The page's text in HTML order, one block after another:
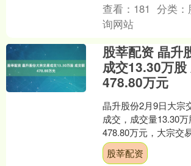
查看： 181 分类：
询网站
股莘配资 晶升
成交13.30万
478.80万元
晶升股份2月9日大宗
成交，成交量13.30
478.80万元，大宗交
元，相对今日收盘价
易的....
股莘配资